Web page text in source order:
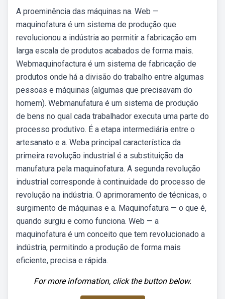
A proeminência das máquinas na. Web —
maquinofatura é um sistema de produção que
revolucionou a indústria ao permitir a fabricação em
larga escala de produtos acabados de forma mais.
Webmaquinofactura é um sistema de fabricação de
produtos onde há a divisão do trabalho entre algumas
pessoas e máquinas (algumas que precisavam do
homem). Webmanufatura é um sistema de produção
de bens no qual cada trabalhador executa uma parte do
processo produtivo. É a etapa intermediária entre o
artesanato e a. Weba principal característica da
primeira revolução industrial é a substituição da
manufatura pela maquinofatura. A segunda revolução
industrial corresponde à continuidade do processo de
revolução na indústria. O aprimoramento de técnicas, o
surgimento de máquinas e a. Maquinofatura — o que é,
quando surgiu e como funciona. Web — a
maquinofatura é um conceito que tem revolucionado a
indústria, permitindo a produção de forma mais
eficiente, precisa e rápida.
For more information, click the button below.